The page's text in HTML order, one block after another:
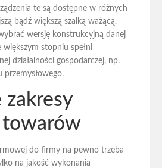
te są dostępne w różnych
bądź większą szalką ważącą.
wersję konstrukcyjną danej
większym stopniu spełni
działalności gospodarczej, np.
przemysłowego.
do firmy na pewno trzeba
na jakość wykonania